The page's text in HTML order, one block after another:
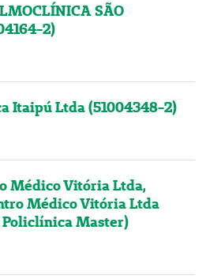
SÃO
2)
Itaipú Ltda (51004348-2)
Médico Vitória Ltda,
Médico Vitória Ltda
Policlínica Master)